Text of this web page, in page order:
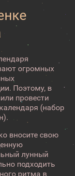
огромных
Поэтому, в
провести
(набор
вносите свою
лунный
подходить
ритма в